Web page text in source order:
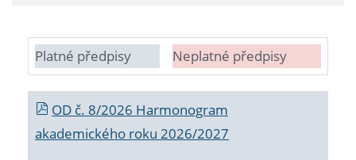
Platné předpisy Neplatné předpisy
OD č. 8/2026 Harmonogram
akademického roku 2026/2027